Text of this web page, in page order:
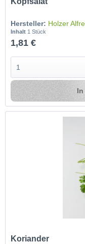
Hersteller: Holzer
Inhalt 1 Stück
1,81 €
In
Koriander